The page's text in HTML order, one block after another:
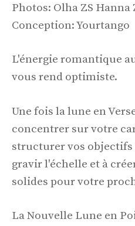
Photos: Olha ZS Hanna
Conception: Yourtango
L'énergie romantique
vous rend optimiste.
Une fois la lune en
concentrer sur votre
structurer vos objectifs
gravir l'échelle et à
solides pour votre
La Nouvelle Lune en